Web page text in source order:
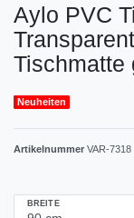
Aylo PVC
Tischmatte
Neuheiten
Artikelnummer VAR-7318
BREITE